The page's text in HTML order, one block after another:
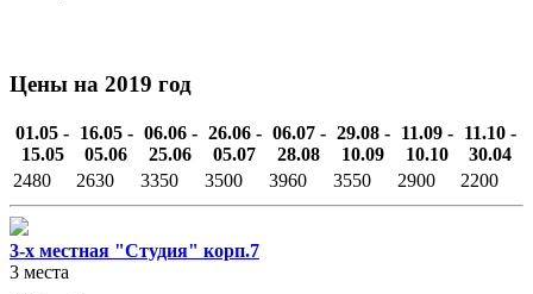
Цены на 2019 год
01.05 -
15.05
16.05 -
05.06
06.06 -
25.06
26.06 -
05.07
06.07 -
28.08
29.08 -
10.09
11.09 -
10.10
11.10 -
30.04
2480
2630 3350 3500 3960 3550 2900 2200
3-х местная "Студия" корп.7
3 места